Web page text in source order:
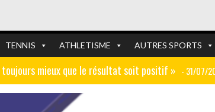
TENNIS ATHLETISME AUTRES SPORTS
toujours mieux que le résultat soit positif » - 31/07/
: « Le travail dans les centres de formation est